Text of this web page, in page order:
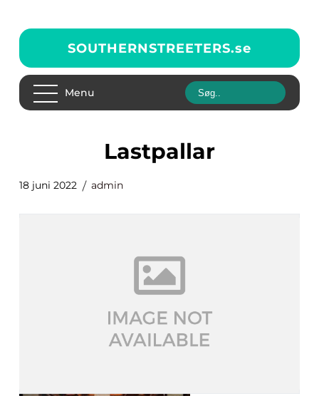
SOUTHERNSTREETERS.se
Menu
lastpallar
18 juni 2022 admin